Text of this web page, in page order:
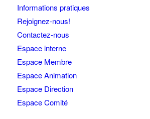
Informations pratiques
Rejoignez-nous!
Contactez-nous
Espace interne
Espace Membre
Espace Animation
Espace Direction
Espace Comité